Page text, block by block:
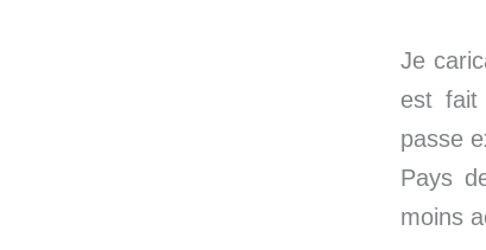
Je
est fait
passe
Pays
moins